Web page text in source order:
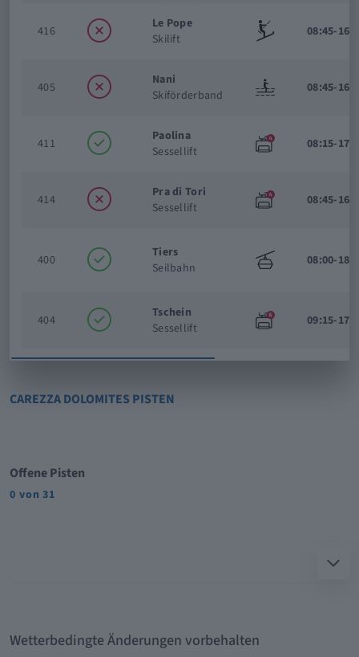
416
Le Pope
Skilift
08:45-
405
Nani
Skiförderband
08:45-
411
Paolina
Sessellift
08:15-
414
Pra di Tori
Sessellift
08:45-
400
Tiers
Seilbahn
08:00-
404
Tschein
Sessellift
09:15-
CAREZZA DOLOMITES PISTEN
Offene Pisten
0 von 31
Nr Status Name
Wetterbedingte Änderungen vorbehalten